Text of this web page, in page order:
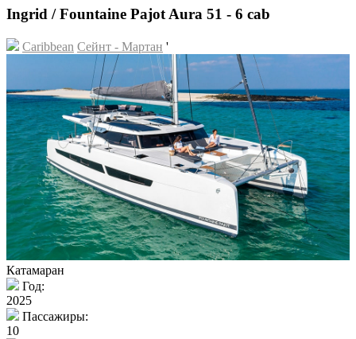
Ingrid / Fountaine Pajot Aura 51 - 6 cab
Caribbean Сейнт - Мартан '
Катамаран
Год:
2025
Пассажиры:
10